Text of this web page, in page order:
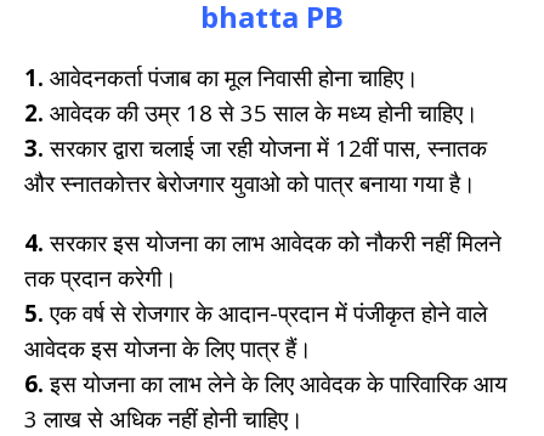
bhatta PB
1. आवेदनकर्ता पंजाब का मूल निवासी होना चाहिए।
2. आवेदक की उम्र 18 से 35 साल के मध्य होनी चाहिए।
3. सरकार द्वारा चलाई जा रही योजना में 12वीं पास, स्नातक
और स्नातकोत्तर बेरोजगार युवाओ को पात्र बनाया गया है।
4. सरकार इस योजना का लाभ आवेदक को नौकरी नहीं मिलने
तक प्रदान करेगी।
5. एक वर्ष से रोजगार के आदान-प्रदान में पंजीकृत होने वाले
आवेदक इस योजना के लिए पात्र हैं।
6. इस योजना का लाभ लेने के लिए आवेदक के पारिवारिक आय
3 लाख से अधिक नहीं होनी चाहिए।